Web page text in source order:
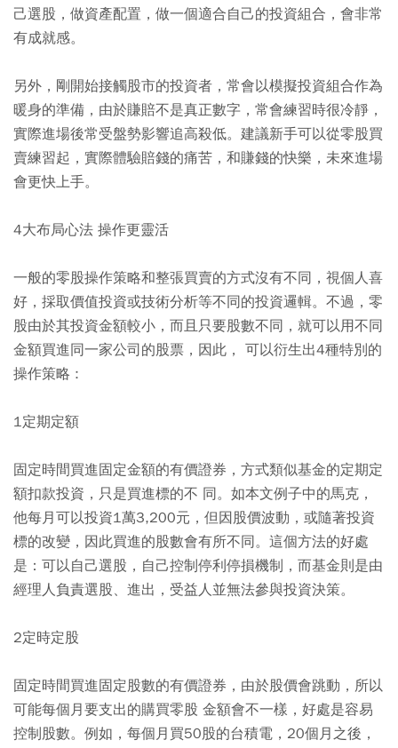
己選股，做資產配置，做一個適合自己的投資組合，會非常
有成就感。
另外，剛開始接觸股市的投資者，常會以模擬投資組合作為
暖身的準備，由於賺賠不是真正數字，常會練習時很冷靜，
實際進場後常受盤勢影響追高殺低。建議新手可以從零股買
賣練習起，實際體驗賠錢的痛苦，和賺錢的快樂，未來進場
會更快上手。
4大布局心法 操作更靈活
一般的零股操作策略和整張買賣的方式沒有不同，視個人喜
好，採取價值投資或技術分析等不同的投資邏輯。不過，零
股由於其投資金額較小，而且只要股數不同，就可以用不同
金額買進同一家公司的股票，因此， 可以衍生出4種特別的
操作策略 :
1定期定額
固定時間買進固定金額的有價證券，方式類似基金的定期定
額扣款投資，只是買進標的不 同。如本文例子中的馬克，
他每月可以投資1萬3,200元，但因股價波動，或隨著投資
標的改變，因此買進的股數會有所不同。這個方法的好處
是：可以自己選股，自己控制停利停損機制，而基金則是由
經理人負責選股、進出，受益人並無法參與投資決策。
2定時定股
固定時間買進固定股數的有價證券，由於股價會跳動，所以
可能每個月要支出的購買零股 金額會不一樣，好處是容易
控制股數。例如，每個月買50股的台積電，20個月之後，